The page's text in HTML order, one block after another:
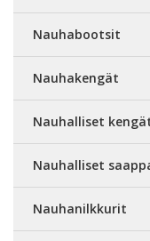
Nauhabootsit
Nauhakengät
Nauhalliset
Nauhalliset
Nauhanilkkurit